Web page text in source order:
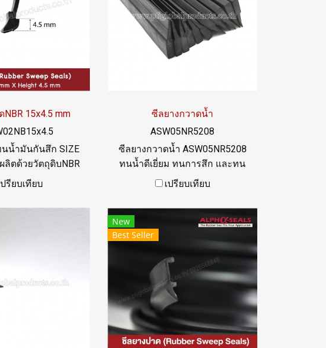
15x4.5 mm
น้ำมันกันสึก SIZE
ลิตด้วยวัตถุดิบNBR
สึกดีเยี่ยม อุณหภูมิ
/ 0926568846
ปรียบเทียบ
ซีลยางกวาดน้ำ
ASW05NR5208
ซีลยางกวาดน้ำ ASW05NR5208
ทนน้ำดีเยี่ยม ทนการสึก และทน
ต่อการขีดข่วน
เปรียบเทียบ
New
Best Seller